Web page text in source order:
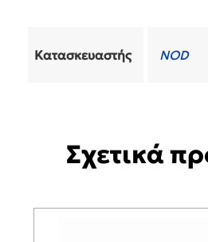
Κατασκευαστής NOD
Σχετικά